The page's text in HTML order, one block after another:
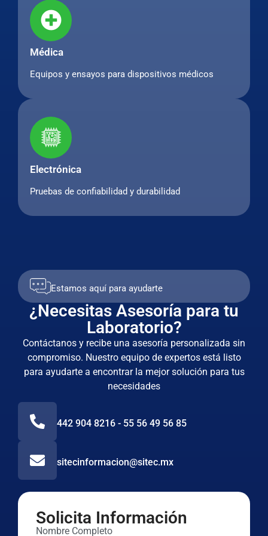
Médica
Equipos y ensayos para dispositivos médicos
Electrónica
Pruebas de confiabilidad y durabilidad
Estamos aquí para ayudarte
¿Necesitas Asesoría para tu
Laboratorio?
Contáctanos y recibe una asesoría personalizada sin
compromiso. Nuestro equipo de expertos está listo
para ayudarte a encontrar la mejor solución para tus
necesidades
442 904 8216 - 55 56 49 56 85
sitecinformacion@sitec.mx
Solicita Información
Nombre Completo